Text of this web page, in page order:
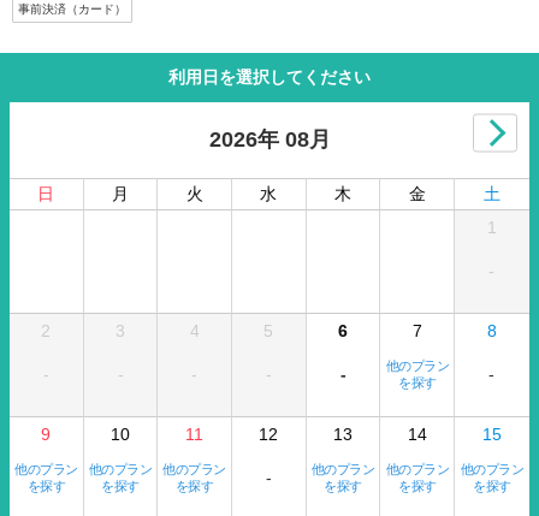
事前決済（カード）
利用日を選択してください
2026年 08月
日 月 火 水 木 金
土
1
-
2
-
3
-
4
-
5
-
6
-
7
他のプラン
を探す
8
-
9
他のプラン
を探す
10
他のプラン
を探す
11
他のプラン
を探す
12
-
13
他のプラン
を探す
14
他のプラン
を探す
15
他のプラン
を探す